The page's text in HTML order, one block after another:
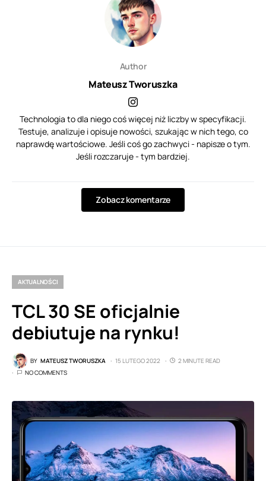
Author
Mateusz Tworuszka
Technologia to dla niego coś więcej niż liczby w specyfikacji.
Testuje, analizuje i opisuje nowości, szukając w nich tego, co
naprawdę wartościowe. Jeśli coś go zachwyci - napisze o tym.
Jeśli rozczaruje - tym bardziej.
Zobacz komentarze
AKTUALNOŚCI
TCL 30 SE oficjalnie
debiutuje na rynku!
BY MATEUSZ TWORUSZKA 15 LUTEGO 2022
2 MINUTE READ
NO COMMENTS